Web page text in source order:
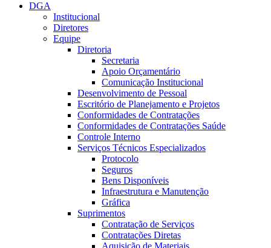
DGA
Institucional
Diretores
Equipe
Diretoria
Secretaria
Apoio Orçamentário
Comunicação Institucional
Desenvolvimento de Pessoal
Escritório de Planejamento e Projetos
Conformidades de Contratações
Conformidades de Contratações Saúde
Controle Interno
Serviços Técnicos Especializados
Protocolo
Seguros
Bens Disponíveis
Infraestrutura e Manutenção
Gráfica
Suprimentos
Contratação de Serviços
Contratações Diretas
Aquisição de Materiais